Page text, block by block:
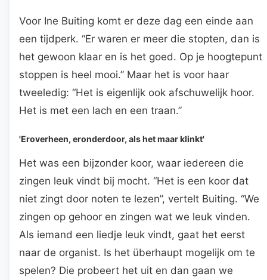
Voor Ine Buiting komt er deze dag een einde aan
een tijdperk. “Er waren er meer die stopten, dan is
het gewoon klaar en is het goed. Op je hoogtepunt
stoppen is heel mooi.” Maar het is voor haar
tweeledig: “Het is eigenlijk ook afschuwelijk hoor.
Het is met een lach en een traan.”
'Eroverheen, eronderdoor, als het maar klinkt'
Het was een bijzonder koor, waar iedereen die
zingen leuk vindt bij mocht. “Het is een koor dat
niet zingt door noten te lezen”, vertelt Buiting. “We
zingen op gehoor en zingen wat we leuk vinden.
Als iemand een liedje leuk vindt, gaat het eerst
naar de organist. Is het überhaupt mogelijk om te
spelen? Die probeert het uit en dan gaan we